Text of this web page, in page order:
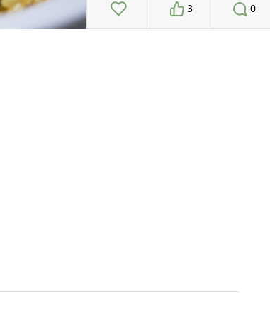
3 0